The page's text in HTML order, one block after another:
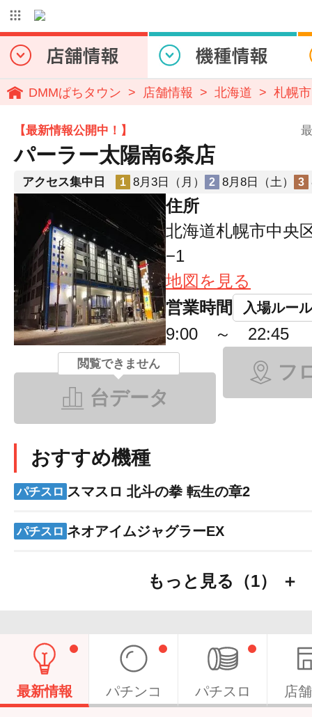
DMMぱちタウン 店舗情報 北海道 札幌
【最新情報公開中！】
パーラー太陽南6条店
アクセス集中日 1 8月3日（月） 2 8月8日（土） 3
住所
北海道札幌市中央
−1
地図を見る
営業時間
入場ルール
9:00 ～ 22:45
閲覧できません
台データ
フ
おすすめ機種
パチスロ スマスロ 北斗の拳 転生の章2
パチスロ ネオアイムジャグラーEX
もっと見る（1） ＋
最新情報 パチンコ パチスロ 店